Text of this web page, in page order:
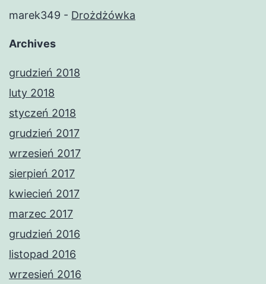
marek349 - Drożdżówka
Archives
grudzień 2018
luty 2018
styczeń 2018
grudzień 2017
wrzesień 2017
sierpień 2017
kwiecień 2017
marzec 2017
grudzień 2016
listopad 2016
wrzesień 2016